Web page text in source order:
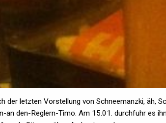
der letzten Vorstellung von Schneemanzki, äh,
an den-Reglern-Timo. Am 15.01. durchfuhr es